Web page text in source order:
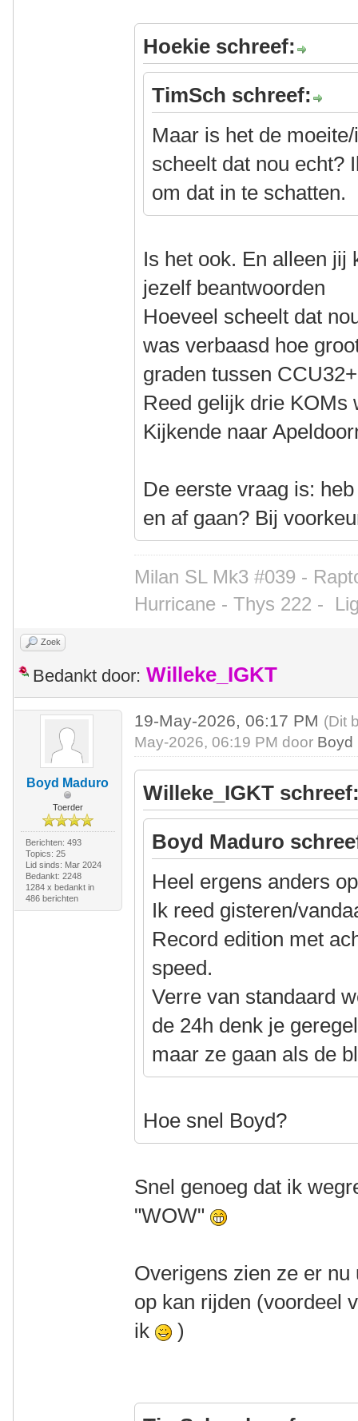
Hoekie schreef:
TimSch schreef:
Maar is het de
scheelt dat nou echt?
om dat in te schatten.
Is het ook. En alleen jij
jezelf beantwoorden
Hoeveel scheelt dat
was verbaasd hoe
graden tussen
Reed gelijk drie KOMs
Kijkende naar
De eerste vraag is:
en af gaan? Bij
Milan SL Mk3 #039 -
Hurricane - Thys 222 -
Zoek
Bedankt door: Willeke_IGKT
Boyd Maduro
Toerder
Berichten: 493
Topics: 25
Lid sinds: Mar 2024
Bedankt: 2248
1284 x bedankt in
486 berichten
19-May-2026, 06:17 PM (Dit
May-2026, 06:19 PM door Boyd
Willeke_IGKT
Boyd Maduro
Heel ergens anders
Ik reed gisteren/
Record edition met
speed.
Verre van standaard
de 24h denk je
maar ze gaan als de
Hoe snel Boyd?
Snel genoeg dat ik
"WOW"
Overigens zien ze er
op kan rijden (voordeel
ik
)